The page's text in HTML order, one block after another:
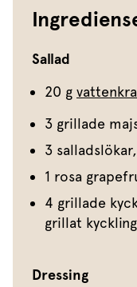
Sallad
20 g
3 grillade
3
1 rosa
4 grillade
grillat
Dressing